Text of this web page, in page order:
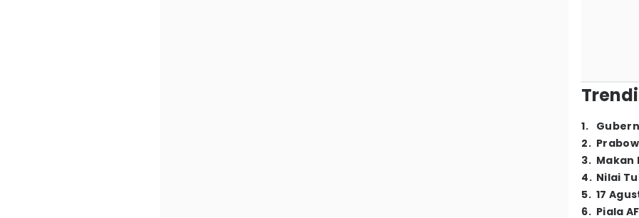
1.
2.
3. Makan
4. Nilai
5. 17
6. Piala